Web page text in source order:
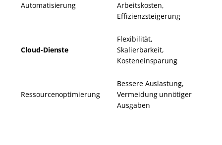
Automatisierung
Arbeitskosten,
Effizienzsteigerung
Cloud-Dienste
Flexibilität,
Skalierbarkeit,
Kosteneinsparung
Ressourcenoptimierung
Bessere Auslastung,
Vermeidung unnötiger
Ausgaben